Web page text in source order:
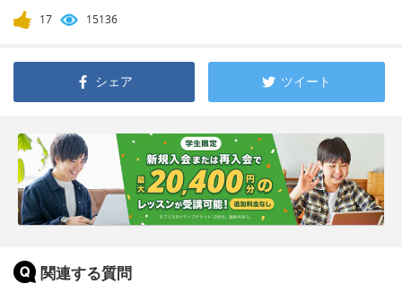
17 15136
シェア ツイート
関連する質問